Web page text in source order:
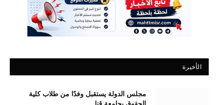
الأخيرة
مجلس الدولة يستقبل وفدًا من طلاب كلية